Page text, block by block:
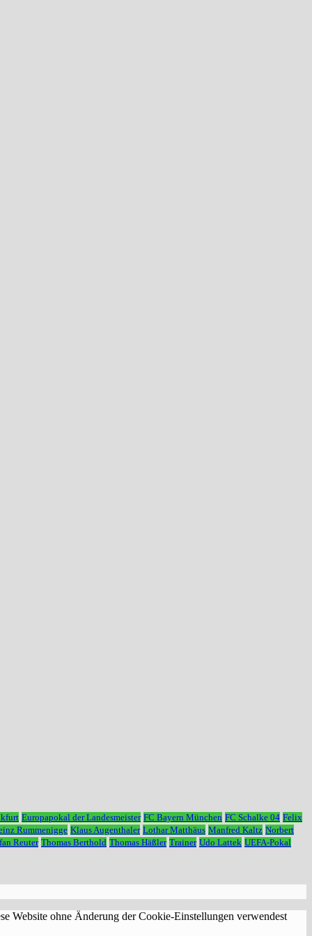
Europapokal der Landesmeister FC Bayern München FC Schalke 04 Felix
Rummenigge Klaus Augenthaler Lothar Matthäus Manfred Kaltz Norbert
Reuter Thomas Berthold Thomas Häßler Trainer Udo Lattek UEFA-Pokal
Website ohne Änderung der Cookie-Einstellungen verwendest